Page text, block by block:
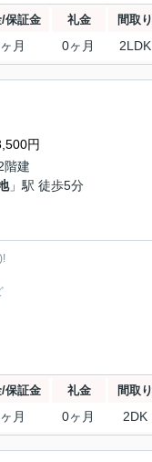
保証金 礼金 間取り
月 0ヶ月 2LDK
円
階建
」駅 徒歩5分
保証金 礼金 間取り
月 0ヶ月 2DK